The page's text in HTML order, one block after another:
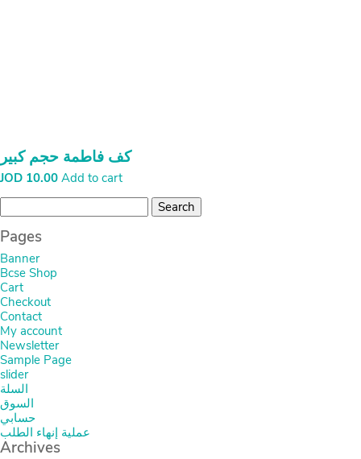
كف فاطمة حجم كبير
JOD 10.00 Add to cart
for:
Pages
Banner
Bcse Shop
Cart
Checkout
Contact
My account
Newsletter
Sample Page
slider
السلة
السوق
حسابي
عملية إنهاء الطلب
Archives